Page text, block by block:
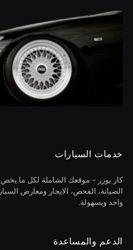
خدمات السيارات
كار يوزر – موقعك الشاملة لكل ما
الصيانة، الفحص، الايجار ومعارض
واحد وبسهولة.
الدعم والمساعدة